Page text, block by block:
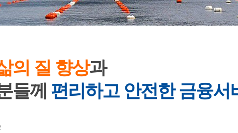
의 질 향상과
들께 편리하고 안전한 금융서